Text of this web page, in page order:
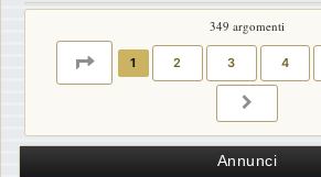
349 argomenti
PAGINA DI
1 2 3 4
Annunci